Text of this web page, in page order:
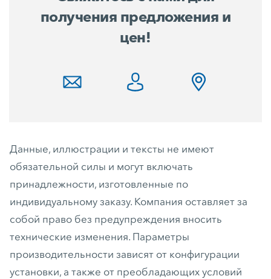
получения предложения и
цен!
Данные, иллюстрации и тексты не имеют
обязательной силы и могут включать
принадлежности, изготовленные по
индивидуальному заказу. Компания оставляет за
собой право без предупреждения вносить
технические изменения. Параметры
производительности зависят от конфигурации
установки, а также от преобладающих условий